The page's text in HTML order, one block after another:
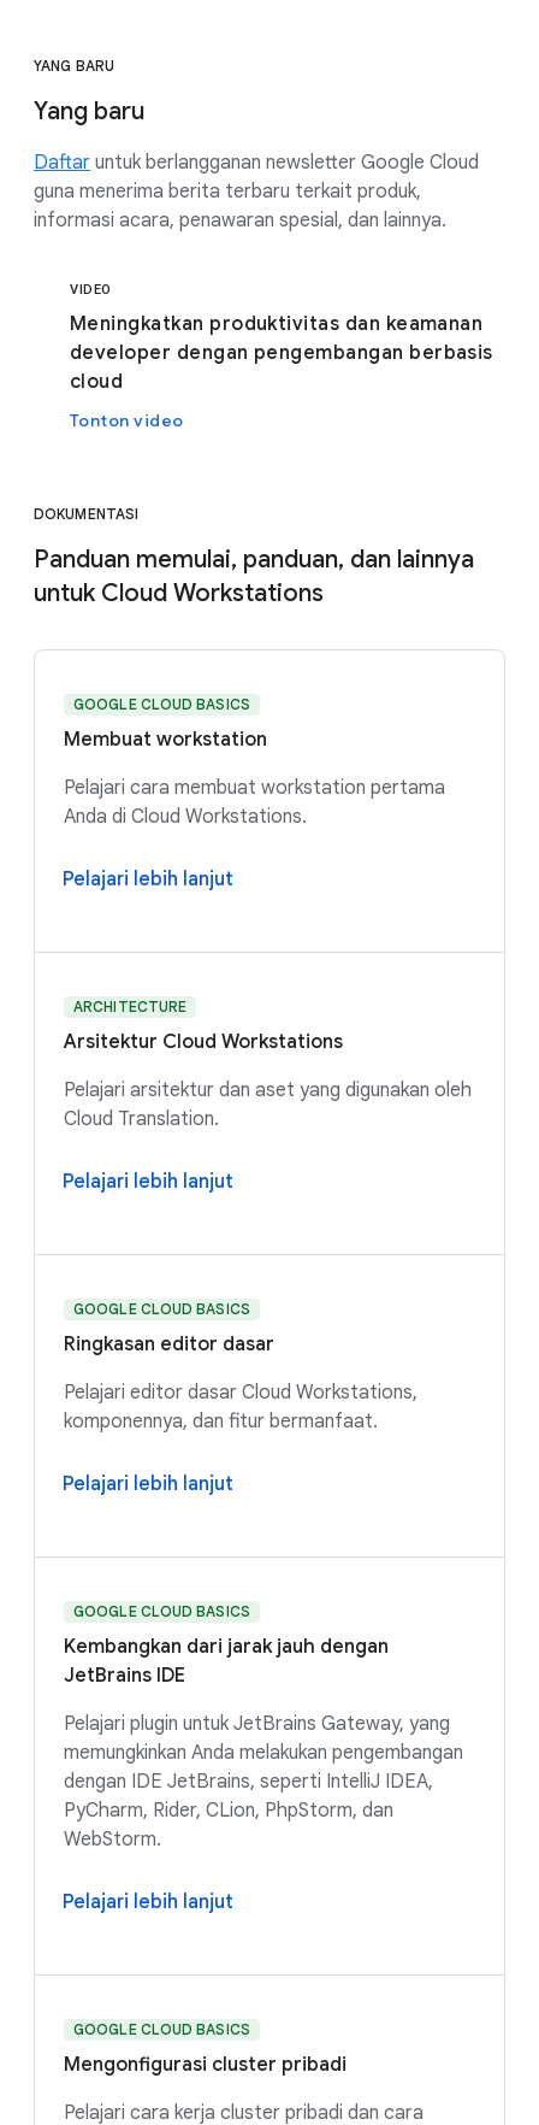
YANG BARU
Yang baru
Daftar untuk berlangganan newsletter Google Cloud
guna menerima berita terbaru terkait produk,
informasi acara, penawaran spesial, dan lainnya.
VIDEO
Meningkatkan produktivitas dan keamanan
developer dengan pengembangan berbasis
cloud
Tonton video
DOKUMENTASI
Panduan memulai, panduan, dan lainnya
untuk Cloud Workstations
GOOGLE CLOUD BASICS
Membuat workstation
Pelajari cara membuat workstation pertama
Anda di Cloud Workstations.
Pelajari lebih lanjut
ARCHITECTURE
Arsitektur Cloud Workstations
Pelajari arsitektur dan aset yang digunakan oleh
Cloud Translation.
Pelajari lebih lanjut
GOOGLE CLOUD BASICS
Ringkasan editor dasar
Pelajari editor dasar Cloud Workstations,
komponennya, dan fitur bermanfaat.
Pelajari lebih lanjut
GOOGLE CLOUD BASICS
Kembangkan dari jarak jauh dengan
JetBrains IDE
Pelajari plugin untuk JetBrains Gateway, yang
memungkinkan Anda melakukan pengembangan
dengan IDE JetBrains, seperti IntelliJ IDEA,
PyCharm, Rider, CLion, PhpStorm, dan
WebStorm.
Pelajari lebih lanjut
GOOGLE CLOUD BASICS
Mengonfigurasi cluster pribadi
Pelajari cara kerja cluster pribadi dan cara